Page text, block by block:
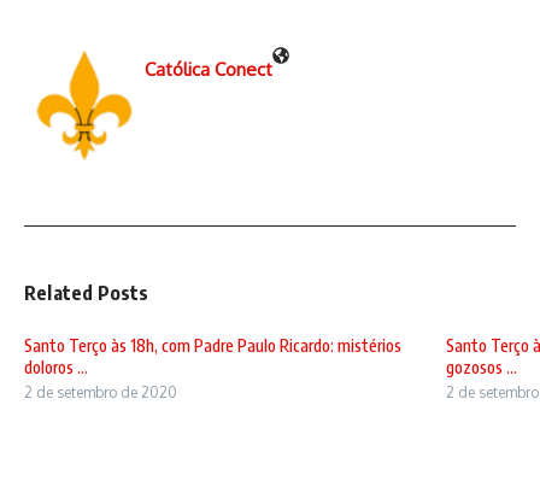
Católica Conect
Related Posts
Santo Terço às 18h, com Padre Paulo Ricardo: mistérios
doloros ...
2 de setembro de 2020
Santo Terço
gozosos ...
2 de